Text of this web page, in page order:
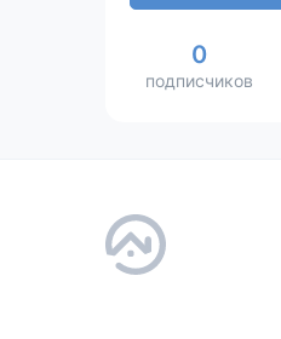
0
подписчиков